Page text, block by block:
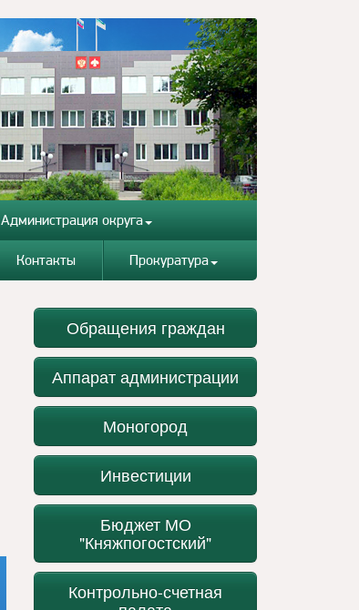
Администрация округа
Контакты Прокуратура
Обращения граждан
Аппарат администрации
Моногород
Инвестиции
Бюджет МО
"Княжпогостский"
Контрольно-счетная